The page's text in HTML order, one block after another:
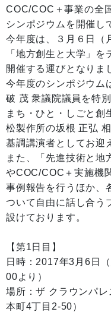
COC/COC＋事業の全
シンポジウムを開催し
今年度は、３月６日
「地方創生と大学」を
開催する運びとなりま
今年度のシンポジウム
破 茂 衆議院議員を特別
まち・ひと・しごと創
松製作所の坂根 正弘
基調講演者としてお迎
また、「先進技術と地
やCOC/COC＋実施機
事例報告を行うほか、
ついて自由に話し合う
設けております。
【第1日目】
日時：2017年3月6日
00より）
場所：ザ クラウンパ
本町4丁目2-50）